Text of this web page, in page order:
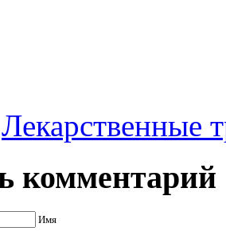
Лекарственные
комментарий
Имя